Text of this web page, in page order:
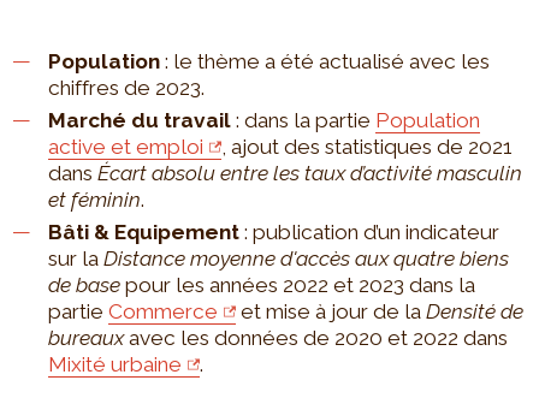
Population : le thème a été actualisé avec les
chiffres de 2023.
Marché du travail : dans la partie Population
active et emploi
, ajout des statistiques de 2021
dans Écart absolu entre les taux d’activité masculin
et féminin.
Bâti & Equipement : publication d’un indicateur
sur la Distance moyenne d'accès aux quatre biens
de base pour les années 2022 et 2023 dans la
partie Commerce et mise à jour de la Densité de
bureauxavec les données de 2020 et 2022 dans
Mixité urbaine
.